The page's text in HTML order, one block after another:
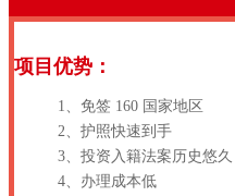
项目优势：
1、免签 160 国家地区
2、护照快速到手
3、投资入籍法案历史悠久
4、办理成本低